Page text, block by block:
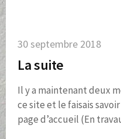
30 septembre 2018
La suite
Il y a maintenant deux
ce site et le faisais
page d’accueil (En